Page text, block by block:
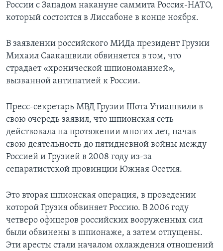
России с Западом накануне саммита Россия-НАТО,
который состоится в Лиссабоне в конце ноября.
В заявлении российского МИДа президент Грузии
Михаил Саакашвили обвиняется в том, что
страдает «хронической шпиономанией»,
вызванной антипатией к России.
Пресс-секретарь МВД Грузии Шота Утиашвили в
свою очередь заявил, что шпионская сеть
действовала на протяжении многих лет, начав
свою деятельность до пятидневной войны между
Россией и Грузией в 2008 году из-за
сепаратистской провинции Южная Осетия.
Это вторая шпионская операция, в проведении
которой Грузия обвиняет Россию. В 2006 году
четверо офицеров российских вооруженных сил
были обвинены в шпионаже, а затем отпущены.
Эти аресты стали началом охлаждения отношений